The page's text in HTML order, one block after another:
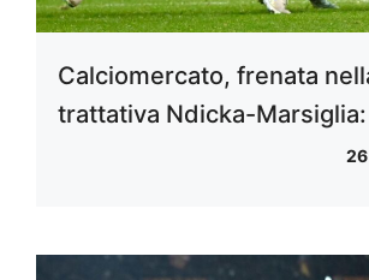
Calciomercato, frenata
trattativa Ndicka-